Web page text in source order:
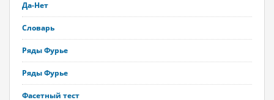
Да-Нет
Словарь
Ряды Фурье
Ряды Фурье
Фасетный тест